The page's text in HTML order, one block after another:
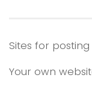
Sites for
Your own